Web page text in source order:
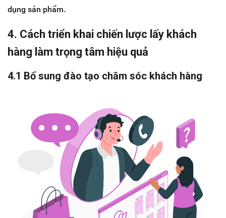
dụng sản phẩm.
4. Cách triển khai chiến lược lấy khách
hàng làm trọng tâm hiệu quả
4.1 Bổ sung đào tạo chăm sóc khách hàng